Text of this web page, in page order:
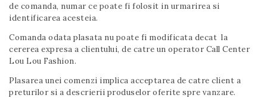
de comanda, numar ce poate fi folosit in urmarirea si
identificarea acesteia.
Comanda odata plasata nu poate fi modificata decat la
cererea expresa a clientului, de catre un operator Call Center
Lou Lou Fashion.
Plasarea unei comenzi implica acceptarea de catre client a
preturilor si a descrierii produselor oferite spre vanzare.